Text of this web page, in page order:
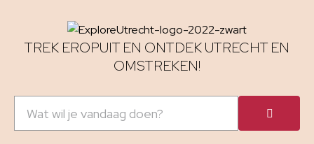
TREK EROPUIT EN ONTDEK UTRECHT EN
OMSTREKEN!